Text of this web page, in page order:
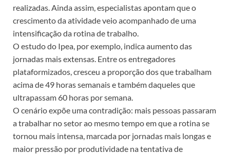
realizadas. Ainda assim, especialistas apontam que o
crescimento da atividade veio acompanhado de uma
intensificação da rotina de trabalho.
O estudo do Ipea, por exemplo, indica aumento das
jornadas mais extensas. Entre os entregadores
plataformizados, cresceu a proporção dos que trabalham
acima de 49 horas semanais e também daqueles que
ultrapassam 60 horas por semana.
O cenário expõe uma contradição: mais pessoas passaram
a trabalhar no setor ao mesmo tempo em que a rotina se
tornou mais intensa, marcada por jornadas mais longas e
maior pressão por produtividade na tentativa de